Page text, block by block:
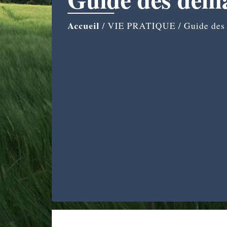
Accueil / VIE PRATIQUE / Guide des